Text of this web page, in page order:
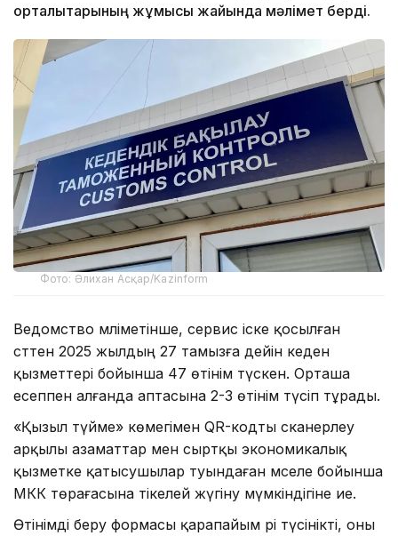
орталықтарының жұмысы жайында мәлімет берді.
Фото: Әлихан Асқар/Kazinform
Ведомство мәліметінше, сервис іске қосылған
сәттен 2025 жылдың 27 тамызға дейін кеден
қызметтері бойынша 47 өтінім түскен. Орташа
есеппен алғанда аптасына 2-3 өтінім түсіп тұрады.
«Қызыл түйме» көмегімен QR-кодты сканерлеу
арқылы азаматтар мен сыртқы экономикалық
қызметке қатысушылар туындаған мәселе бойынша
МКК төрағасына тікелей жүгіну мүмкіндігіне ие.
Өтінімді беру формасы қарапайым әрі түсінікті, оны